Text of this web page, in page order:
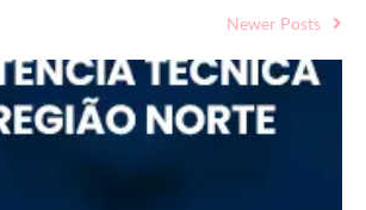
Newer Posts